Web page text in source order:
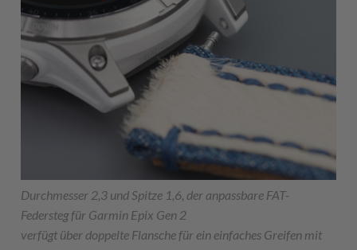
Durchmesser 2,3 und Spitze 1,6, der anpassbare FAT-
Federsteg für Garmin Epix Gen 2
verfügt über doppelte Flansche für ein einfaches Greifen mit